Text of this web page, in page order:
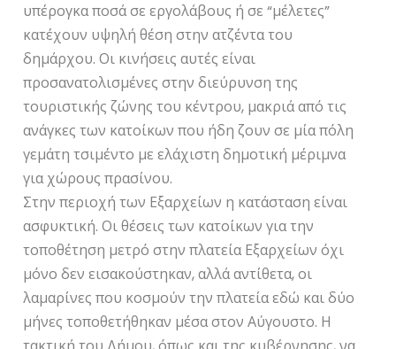
υπέρογκα ποσά σε εργολάβους ή σε “μέλετες”
κατέχουν υψηλή θέση στην ατζέντα του
δημάρχου. Οι κινήσεις αυτές είναι
προσανατολισμένες στην διεύρυνση της
τουριστικής ζώνης του κέντρου, μακριά από τις
ανάγκες των κατοίκων που ήδη ζουν σε μία πόλη
γεμάτη τσιμέντο με ελάχιστη δημοτική μέριμνα
για χώρους πρασίνου.
Στην περιοχή των Εξαρχείων η κατάσταση είναι
ασφυκτική. Οι θέσεις των κατοίκων για την
τοποθέτηση μετρό στην πλατεία Εξαρχείων όχι
μόνο δεν εισακούστηκαν, αλλά αντίθετα, οι
λαμαρίνες που κοσμούν την πλατεία εδώ και δύο
μήνες τοποθετήθηκαν μέσα στον Αύγουστο. Η